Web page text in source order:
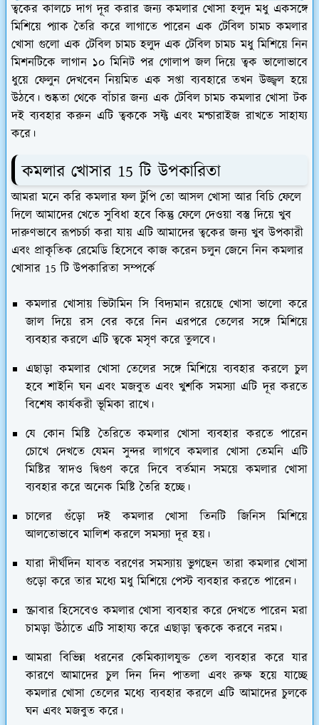
ত্বকের কালচে দাগ দূর করার জন্য কমলার খোসা হলুদ মধু একসঙ্গে
মিশিয়ে প্যাক তৈরি করে লাগাতে পারেন এক টেবিল চামচ কমলার
খোসা গুলো এক টেবিল চামচ হলুদ এক টেবিল চামচ মধু মিশিয়ে নিন
মিশনটিকে লাগান ১০ মিনিট পর গোলাপ জল দিয়ে ত্বক ভালোভাবে
ধুয়ে ফেলুন দেখবেন নিয়মিত এক সপ্তা ব্যবহারে তখন উজ্জ্বল হয়ে
উঠবে। শুষ্কতা থেকে বাঁচার জন্য এক টেবিল চামচ কমলার খোসা টক
দই ব্যবহার করুন এটি ত্বককে সফ্ট এবং মশ্চারাইজ রাখতে সাহায্য
করে।
কমলার খোসার 15 টি উপকারিতা
আমরা মনে করি কমলার ফল টুপি তো আসল খোসা আর বিচি ফেলে
দিলে আমাদের খেতে সুবিধা হবে কিন্তু ফেলে দেওয়া বস্তু দিয়ে খুব
দারুণভাবে রূপচর্চা করা যায় এটি আমাদের ত্বকের জন্য খুব উপকারী
এবং প্রাকৃতিক রেমেডি হিসেবে কাজ করেন চলুন জেনে নিন কমলার
খোসার 15 টি উপকারিতা সম্পর্কে
কমলার খোসায় ভিটামিন সি বিদ্যমান রয়েছে খোসা ভালো করে
জাল দিয়ে রস বের করে নিন এরপরে তেলের সঙ্গে মিশিয়ে
ব্যবহার করলে এটি ত্বকে মসৃণ করে তুলবে।
এছাড়া কমলার খোসা তেলের সঙ্গে মিশিয়ে ব্যবহার করলে চুল
হবে শাইনি ঘন এবং মজবুত এবং খুশকি সমস্যা এটি দূর করতে
বিশেষ কার্যকরী ভূমিকা রাখে।
যে কোন মিষ্টি তৈরিতে কমলার খোসা ব্যবহার করতে পারেন
চোখে দেখতে যেমন সুন্দর লাগবে কমলার খোসা তেমনি এটি
মিষ্টির স্বাদও দ্বিগুণ করে দিবে বর্তমান সময়ে কমলার খোসা
ব্যবহার করে অনেক মিষ্টি তৈরি হচ্ছে।
চালের গুঁড়ো দই কমলার খোসা তিনটি জিনিস মিশিয়ে
আলতোভাবে মালিশ করলে সমস্যা দূর হয়।
যারা দীর্ঘদিন যাবত বরণের সমস্যায় ভুগছেন তারা কমলার খোসা
গুড়ো করে তার মধ্যে মধু মিশিয়ে পেস্ট ব্যবহার করতে পারেন।
স্ক্রাবার হিসেবেও কমলার খোসা ব্যবহার করে দেখতে পারেন মরা
চামড়া উঠাতে এটি সাহায্য করে এছাড়া ত্বককে করবে নরম।
আমরা বিভিন্ন ধরনের কেমিক্যালযুক্ত তেল ব্যবহার করে যার
কারণে আমাদের চুল দিন দিন পাতলা এবং রুক্ষ হয়ে যাচ্ছে
কমলার খোসা তেলের মধ্যে ব্যবহার করলে এটি আমাদের চুলকে
ঘন এবং মজবুত করে।